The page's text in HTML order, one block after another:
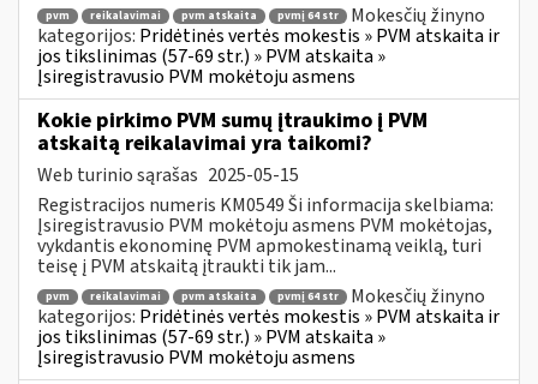
pvm reikalavimai pvm atskaita pvmį 64 str
Mokesčių žinyno
kategorijos: Pridėtinės vertės mokestis » PVM atskaita ir
jos tikslinimas (57-69 str.) » PVM atskaita »
Įsiregistravusio PVM mokėtoju asmens
Kokie pirkimo PVM sumų įtraukimo į PVM
atskaitą reikalavimai yra taikomi?
Web turinio sąrašas 2025-05-15
Registracijos numeris KM0549 Ši informacija skelbiama:
Įsiregistravusio PVM mokėtoju asmens PVM mokėtojas,
vykdantis ekonominę PVM apmokestinamą veiklą, turi
teisę į PVM atskaitą įtraukti tik jam...
pvm reikalavimai pvm atskaita pvmį 64 str
Mokesčių žinyno
kategorijos: Pridėtinės vertės mokestis » PVM atskaita ir
jos tikslinimas (57-69 str.) » PVM atskaita »
Įsiregistravusio PVM mokėtoju asmens